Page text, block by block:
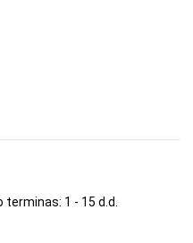
1 - 15 d.d.